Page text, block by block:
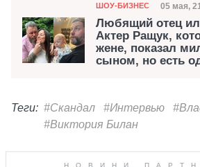
Категория
ШОУ-БИЗНЕС Дата
05 мая,
Любящий отец
Актер Ращук,
жене, показал
сыном, но есть
Теги: #Скандал #Интервью
#Виктория Билан